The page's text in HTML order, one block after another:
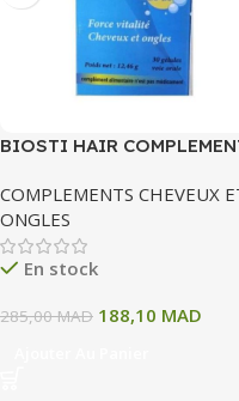
BIOSTI HAIR
ONGLES 30 GELULES
COMPLEMENTS CHEVEUX
ONGLES
En stock
285,00MAD 188,10 MAD